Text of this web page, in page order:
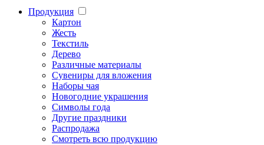
Продукция
Картон
Жесть
Текстиль
Дерево
Различные материалы
Сувениры для вложения
Наборы чая
Новогодние украшения
Символы года
Другие праздники
Распродажа
Смотреть всю продукцию